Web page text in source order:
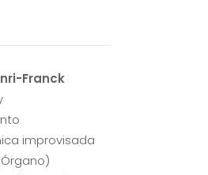
Franck
improvisada